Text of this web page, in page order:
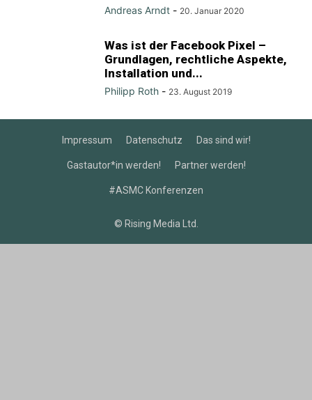
Andreas Arndt - 20. Januar 2020
Was ist der Facebook Pixel –
Grundlagen, rechtliche Aspekte,
Installation und...
Philipp Roth - 23. August 2019
Impressum Datenschutz Das sind wir!
Gastautor*in werden! Partner werden!
#ASMC Konferenzen
© Rising Media Ltd.